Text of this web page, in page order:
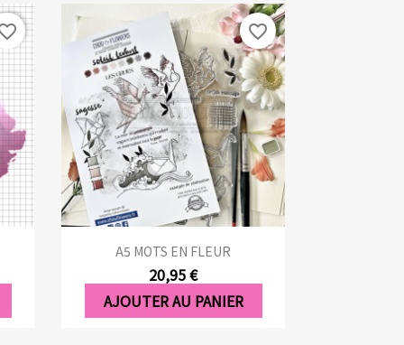
A5 MOTS EN FLEUR
20,95 €
AJOUTER AU PANIER
Aperçu rapide
favorite_border